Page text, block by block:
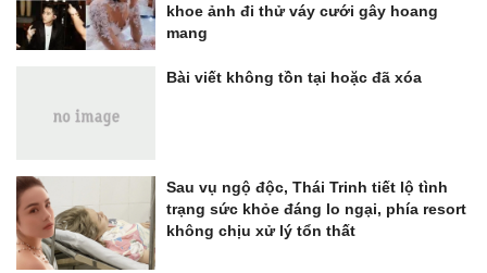
khoe ảnh đi thử váy cưới gây hoang
mang
Bài viết không tồn tại hoặc đã xóa
Sau vụ ngộ độc, Thái Trinh tiết lộ tình
trạng sức khỏe đáng lo ngại, phía resort
không chịu xử lý tổn thất